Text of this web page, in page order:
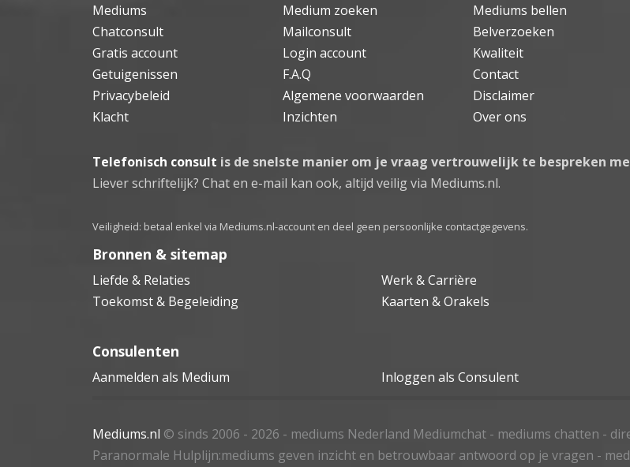
Mediums Medium zoeken
Mediums bellen
Chatconsult
Mailconsult
Belverzoeken
Gratis account
Login account
Kwaliteit
Getuigenissen
F.A.Q
Contact
Privacybeleid
Algemene voorwaarden
Disclaimer
Klacht
Inzichten Over ons
Telefonisch consult is de snelste manier om je vraag vertrouwelijk te bespreken
Liever schriftelijk? Chat en e-mail kan ook, altijd veilig via Mediums.nl.
Veiligheid: betaal enkel via Mediums.nl-account en deel geen persoonlijke contactgegevens.
Bronnen & sitemap
Liefde & Relaties Werk & Carrière
Toekomst & Begeleiding
Kaarten & Orakels
Consulenten
Aanmelden als Medium Inloggen als Consulent
Mediums.nl © sinds 2006 - 2026 - mediums Nederland Mediumchat - mediums chatten -
Paranormale Hulplijn:mediums geven inzicht en betrouwbaar antwoord op je vragen -